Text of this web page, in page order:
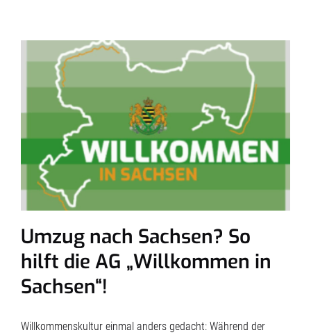
Umzug nach Sachsen? So
hilft die AG „Willkommen in
Sachsen“!
Willkommenskultur einmal anders gedacht: Während der